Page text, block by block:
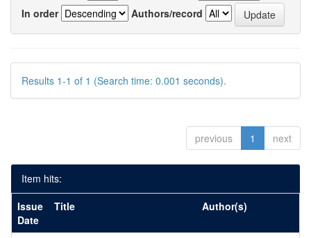
In order
Authors/record
Results 1-1 of 1 (Search time: 0.001 seconds).
previous 1 next
Item hits:
Issue
Date
Title Author(s)